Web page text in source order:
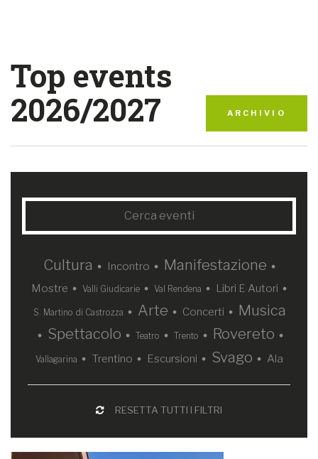
Top events
2026/2027
ARCHIVIO
Cultura Incontro Manifestazione
Mostre Valli Giudicarie Val Rendena Libri E Autori
S. Martino di Castrozza Arte Concerti
Musica
Spettacolo
Teatro Trento Rovereto
Vallagarina Trentino Escursioni Svago Ala
RESETTA TUTTI I FILTRI